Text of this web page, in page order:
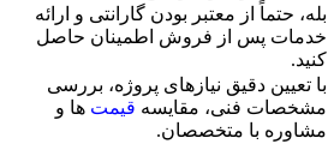
بله، حتماً از معتبر بودن گارانتی و ارائه
خدمات پس از فروش اطمینان حاصل
کنید.
با تعیین دقیق نیازهای پروژه، بررسی
مشخصات فنی، مقایسه قیمت ها و
مشاوره با متخصصان.